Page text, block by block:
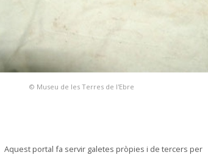
© Museu de les Terres de l'Ebre
Aquest portal fa servir galetes pròpies i de tercers per